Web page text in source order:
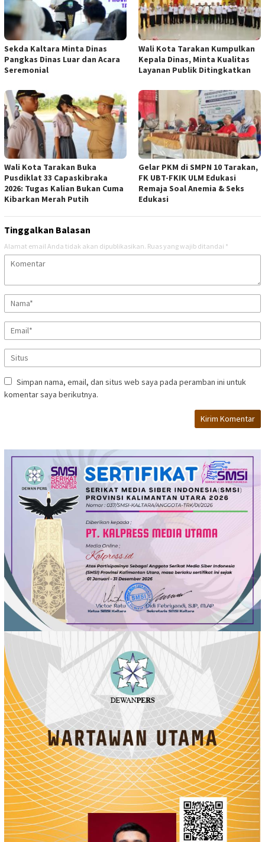
Sekda Kaltara Minta Dinas
Pangkas Dinas Luar dan Acara
Seremonial
Wali Kota Tarakan Kumpulkan
Kepala Dinas, Minta Kualitas
Layanan Publik Ditingkatkan
Wali Kota Tarakan Buka
Pusdiklat 33 Capaskibraka
2026: Tugas Kalian Bukan Cuma
Kibarkan Merah Putih
Gelar PKM di SMPN 10 Tarakan,
FK UBT-FKIK ULM Edukasi
Remaja Soal Anemia & Seks
Edukasi
Tinggalkan Balasan
Alamat email Anda tidak akan dipublikasikan. Ruas yang wajib ditandai *
Simpan nama, email, dan situs web saya pada peramban ini untuk
komentar saya berikutnya.